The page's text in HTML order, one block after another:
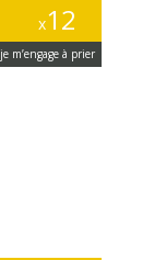
x12
je m’engage à prier